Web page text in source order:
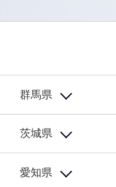
群馬県
茨城県
愛知県